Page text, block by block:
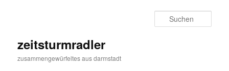
zeitsturmradler
zusammengewürfeltes aus darmstadt